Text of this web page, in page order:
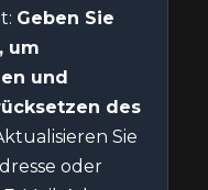
Geben Sie
um
und
des
Sie
oder